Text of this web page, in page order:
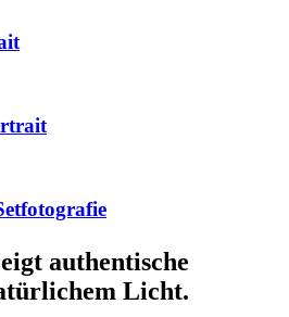
authentische
Licht.